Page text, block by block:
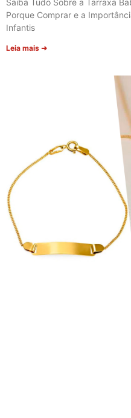
Saiba Tudo Sobre a Tarraxa
Porque Comprar e a
Infantis
Leia mais ➜